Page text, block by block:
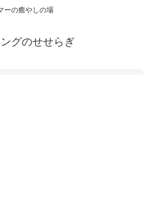
ーの癒やしの場
グのせせらぎ